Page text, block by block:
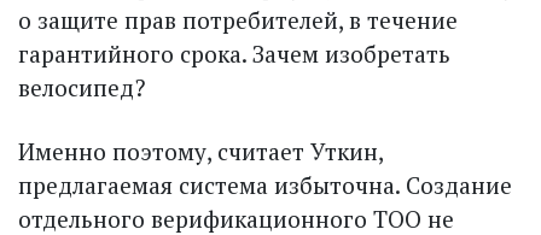
о защите прав потребителей, в течение
гарантийного срока. Зачем изобретать
велосипед?
Именно поэтому, считает Уткин,
предлагаемая система избыточна. Создание
отдельного верификационного ТОО не